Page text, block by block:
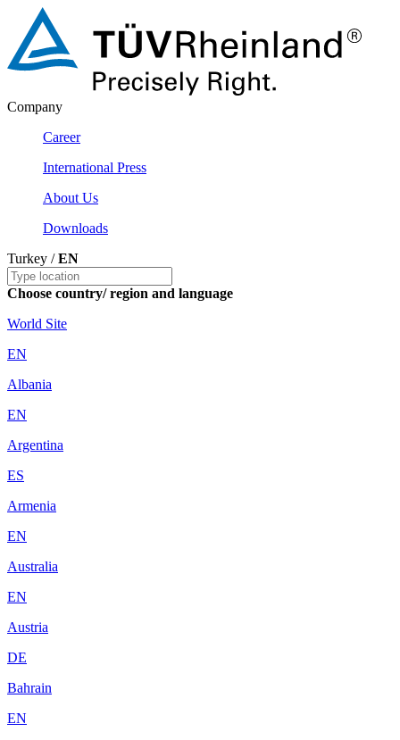
Company
Career
International Press
About Us
Downloads
Turkey /EN
Choose country/ region and language
World Site
EN
Albania
EN
Argentina
ES
Armenia
EN
Australia
EN
Austria
DE
Bahrain
EN